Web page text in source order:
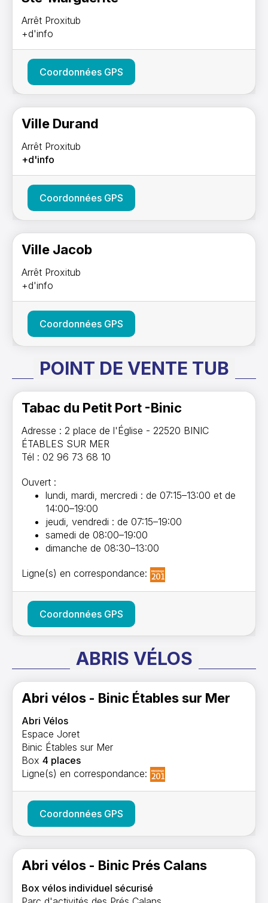
Arrêt Proxitub
+d'info
Coordonnées GPS
Ville Durand
Arrêt Proxitub
+d'info
Coordonnées GPS
Ville Jacob
Arrêt Proxitub
+d'info
Coordonnées GPS
POINT DE VENTE TUB
Tabac du Petit Port -Binic
Adresse : 2 place de l'Église - 22520 BINIC
ÉTABLES SUR MER
Tél : 02 96 73 68 10
Ouvert :
lundi, mardi, mercredi : de 07:15–13:00 et de
14:00–19:00
jeudi, vendredi : de 07:15–19:00
samedi de 08:00–19:00
dimanche de 08:30–13:00
Ligne(s) en correspondance:
Coordonnées GPS
ABRIS VÉLOS
Abri vélos - Binic Étables sur Mer
Abri Vélos
Espace Joret
Binic Étables sur Mer
Box 4 places
Ligne(s) en correspondance:
Coordonnées GPS
Abri vélos - Binic Prés Calans
Box vélos individuel sécurisé